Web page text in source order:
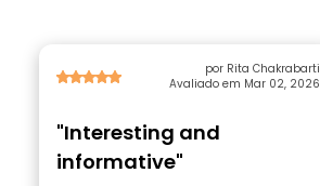
por Rita Chakrabarti
Avaliado em Mar 02, 2026
"Interesting and
informative"